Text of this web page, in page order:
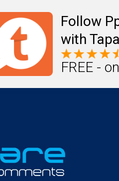
Follow
with
FREE -